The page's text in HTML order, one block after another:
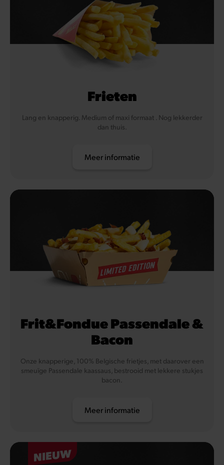
Frieten
Lang en knapperig. Medium of maxi formaat . Nog lekkerder
dan thuis.
Meer informatie
Frit&Fondue Passendale &
Bacon
Onze knapperige, 100% Belgische frietjes, met daarover een
smeuïge Passendale kaassaus, bestrooid met lekkere stukjes
bacon.
Meer informatie
NIEUW